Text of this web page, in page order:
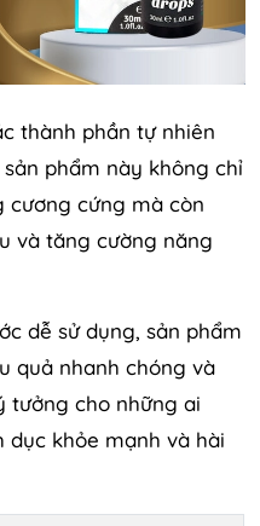
thành phần tự nhiên
phẩm này không chỉ
cương cứng mà còn
và tăng cường năng
dễ sử dụng, sản phẩm
quả nhanh chóng và
tưởng cho những ai
khỏe mạnh và hài